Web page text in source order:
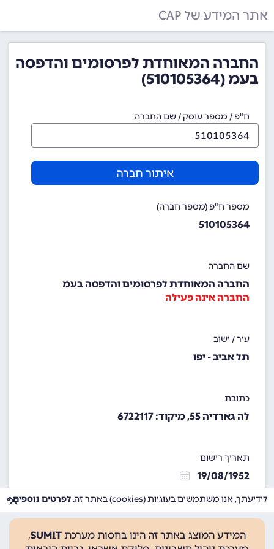
אתר המידע של CAP
החברה המאוחדת לפרסומים והדפסה
בעמ (510105364)
ח"פ / מספר עוסק / שם החברה
איתור חברה
מספר ח"פ (מספר חברה)
510105364
שם החברה
החברה המאוחדת לפרסומים והדפסה בעמ
החברה אינה פעילה
עיר / ישוב
תל אביב - יפו
כתובת
לה גארדיה 55, מיקוד: 6722117
תאריך רישום
19/08/1952
המידע המוצג באתר זה הינו בחסות מערכת SUMIT
,
לידיעתך, אנו משתמשים בעוגיות (cookies) באתר זה. לפרטים נוספים »